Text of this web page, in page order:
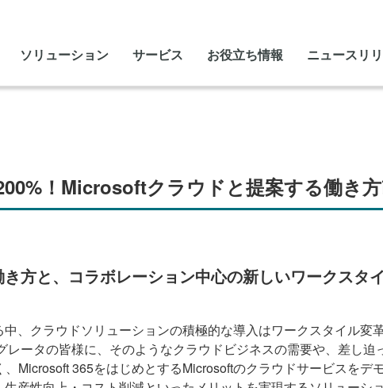
ソリューション サービス お役立ち情報 ニュースリ
！Microsoftクラウドと提案する働き
方と、コラボレーション中心の新しいワークスタ
、クラウドソリューションの積極的な導入はワークスタイル変
ータの皆様に、そのようなクラウドビジネスの需要や、差し迫
Microsoft 365をはじめとするMicrosoftのクラウドサービスをデ